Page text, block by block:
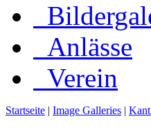
Anlässe
Verein
Startseite | Image Galleries |